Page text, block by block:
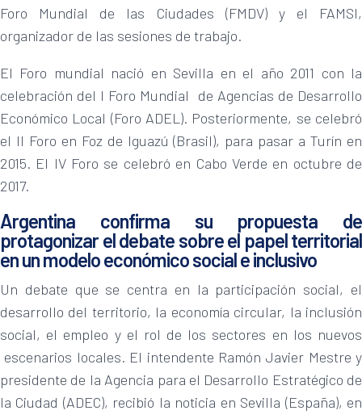
Foro Mundial de las Ciudades (FMDV) y el FAMSI,
organizador de las sesiones de trabajo.
El Foro mundial nació en Sevilla en el año 2011 con la
celebración del I Foro Mundial de Agencias de Desarrollo
Económico Local (Foro ADEL). Posteriormente, se celebró
el II Foro en Foz de Iguazú (Brasil), para pasar a Turín en
2015. El IV Foro se celebró en Cabo Verde en octubre de
2017.
Argentina confirma su propuesta de
protagonizar el debate sobre el papel territorial
en un modelo económico social e inclusivo
Un debate que se centra en la participación social, el
desarrollo del territorio, la economía circular, la inclusión
social, el empleo y el rol de los sectores en los nuevos
escenarios locales. El intendente Ramón Javier Mestre y
presidente de la Agencia para el Desarrollo Estratégico de
la Ciudad (ADEC), recibió la noticia en Sevilla (España), en